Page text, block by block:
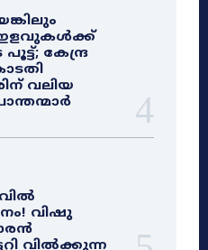
കേന്ദ്ര
വലിയ
വിഷു
വിൽക്കുന്ന